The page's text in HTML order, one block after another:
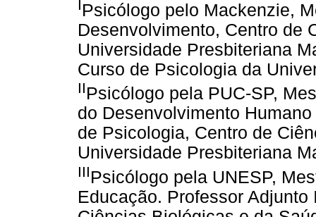
IPsicólogo pelo Mackenzie,
Desenvolvimento, Centro de
Universidade Presbiteriana
Curso de Psicologia da
IIPsicólogo pela PUC-SP,
do Desenvolvimento
de Psicologia, Centro de
Universidade Presbiteriana
IIIPsicólogo pela UNESP,
Educação. Professor